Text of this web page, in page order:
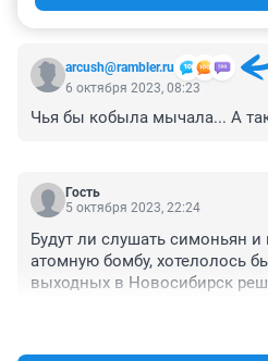
arcush@rambler.ru
6 октября 2023, 08:23
Чья бы кобыла мычала... А
Гость
5 октября 2023, 22:24
Будут ли слушать симоньян и
атомную бомбу, хотелолось
выходных в Новосибирск